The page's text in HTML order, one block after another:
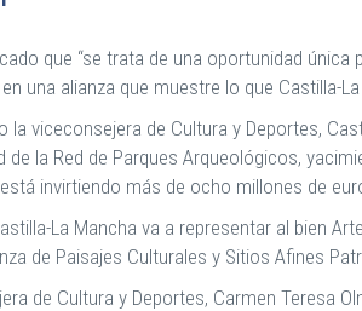
que “se trata de una oportunidad
una alianza que muestre lo que Castilla-
la viceconsejera de Cultura y Deportes,
de la Red de Parques Arqueológicos,
invirtiendo más de ocho millones de
La Mancha va a representar al bien
de Paisajes Culturales y Sitios Afines
de Cultura y Deportes, Carmen Teresa